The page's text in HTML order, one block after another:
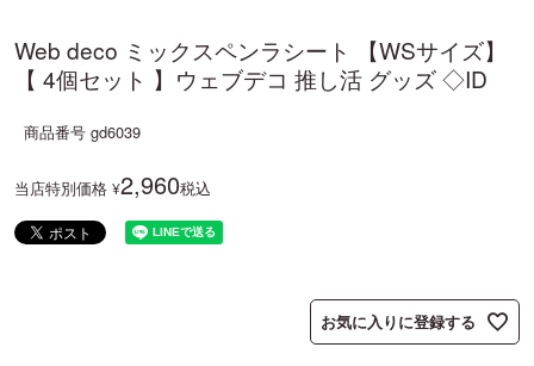
Web deco ミックスペンラシート 【WSサイズ】
【 4個セット 】ウェブデコ 推し活 グッズ ◇ID
商品番号 gd6039
当店特別価格 ¥2,960税込
お気に入りに登録する